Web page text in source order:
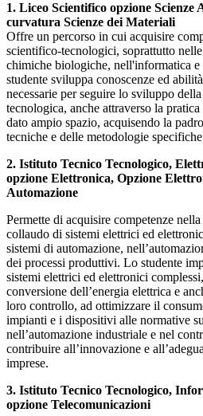
1. Liceo Scientifico opzione Scienze
curvatura Scienze dei Materiali
Offre un percorso in cui acquisire
scientifico-tecnologici, soprattutto
chimiche biologiche, nell'informatica
studente sviluppa conoscenze ed
necessarie per seguire lo sviluppo
tecnologica, anche attraverso la
dato ampio spazio, acquisendo la
tecniche e delle metodologie
2. Istituto Tecnico Tecnologico,
opzione Elettronica, Opzione
Automazione
Permette di acquisire competenze
collaudo di sistemi elettrici ed
sistemi di automazione,
dei processi produttivi. Lo studente
sistemi elettrici ed elettronici
conversione dell’energia elettrica e
loro controllo, ad ottimizzare il
impianti e i dispositivi alle normative
nell’automazione industriale e nel
contribuire all’innovazione e
imprese.
3. Istituto Tecnico Tecnologico,
opzione Telecomunicazioni